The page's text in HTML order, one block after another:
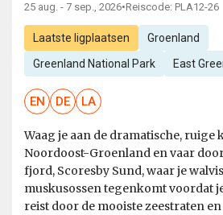
25 aug. - 7 sep., 2026•Reiscode: PLA12-26
Laatste ligplaatsen Groenland
Greenland National Park East
EN DE LA
Waag je aan de dramatische, ruige
Noordoost-Groenland en vaar
fjord, Scoresby Sund, waar je
muskusossen tegenkomt voordat
reist door de mooiste zeestraten